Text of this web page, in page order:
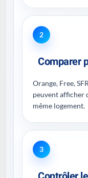
2
Comparer
Orange, Free,
peuvent afficher
même logement.
3